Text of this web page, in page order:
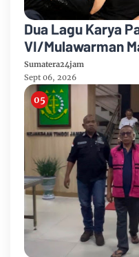
Dua Lagu Karya
VI/Mulawarman
Pramono Jadi
HUT Ke-81 RI
Sumatera24jam
Sept 06, 2026